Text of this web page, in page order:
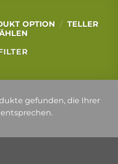
OPTION / TELLER
gefunden, die Ihrer